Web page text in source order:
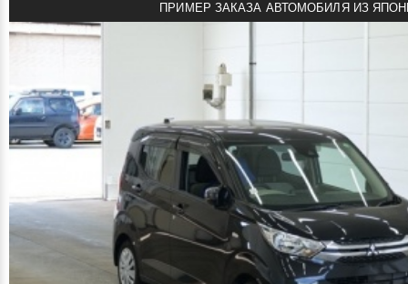
ПРИМЕР ЗАКАЗА АВТОМОБИЛЯ ИЗ